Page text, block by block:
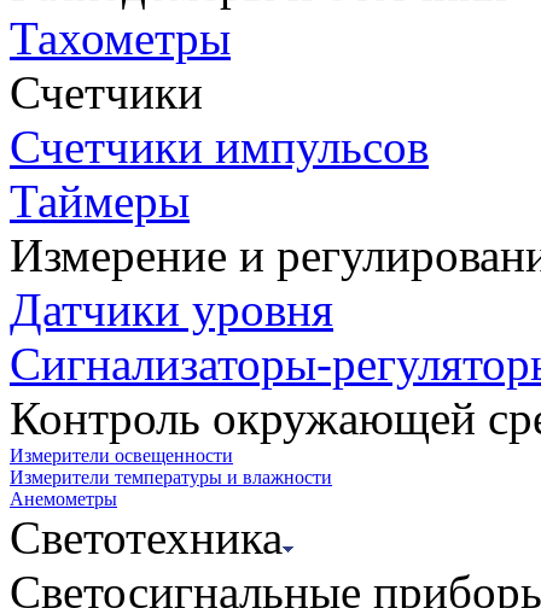
Тахометры
Счетчики
Счетчики импульсов
Таймеры
Измерение и
Датчики уровня
Сигнализаторы-
Контроль окружающей
Измерители освещенности
Измерители температуры и влажности
Анемометры
Светотехника
Светосигнальные